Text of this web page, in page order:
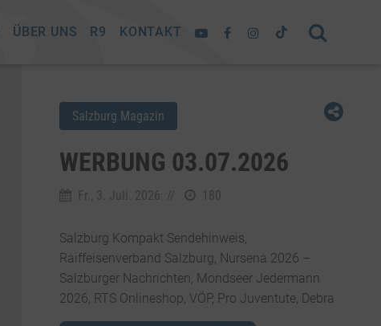
ÜBER UNS R9 KONTAKT
Salzburg Magazin
WERBUNG 03.07.2026
Fr., 3. Juli. 2026 // 180
Salzburg Kompakt Sendehinweis,
Raiffeisenverband Salzburg, Nursena 2026 –
Salzburger Nachrichten, Mondseer Jedermann
2026, RTS Onlineshop, VÖP, Pro Juventute, Debra